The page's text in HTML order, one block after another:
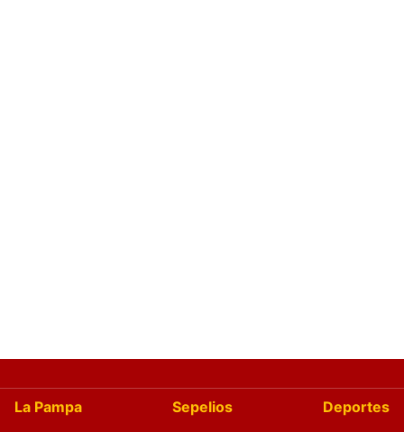
La Pampa Sepelios
Deportes